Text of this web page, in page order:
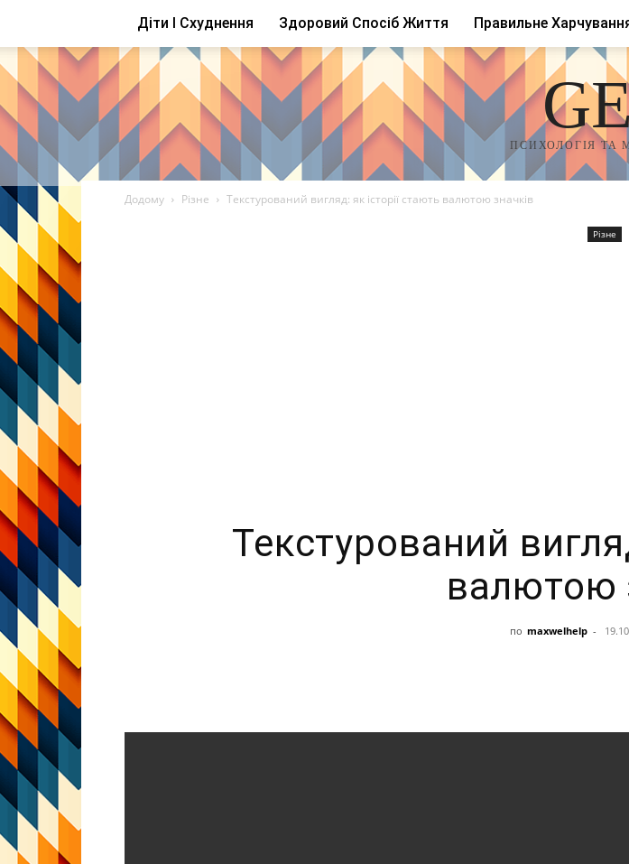
Діти І Схуднення Здоровий Спосіб Життя Правильне
ПСИХОЛОГІЯ ТА
Додому Різне Текстурований вигляд: як історії стають валютою значків
Різне
Текстурований
валютою
по maxwelhelp -